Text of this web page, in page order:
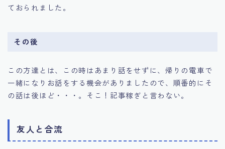
ておられました。
その後
この方達とは、この時はあまり話をせずに、帰りの電車で
一緒になりお話をする機会がありましたので、順番的にそ
の話は後ほど・・・。そこ！記事稼ぎと言わない。
友人と合流